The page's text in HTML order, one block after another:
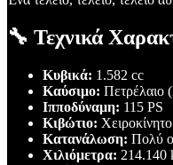
🔧 Τεχνικά
Κυβικά: 1.582 cc
Καύσιμο: Πετρέλαιο
Ιπποδύναμη: 115 PS
Κιβώτιο: Χειροκίνητο
Κατανάλωση: Πολύ
Χιλιόμετρα: 214.140